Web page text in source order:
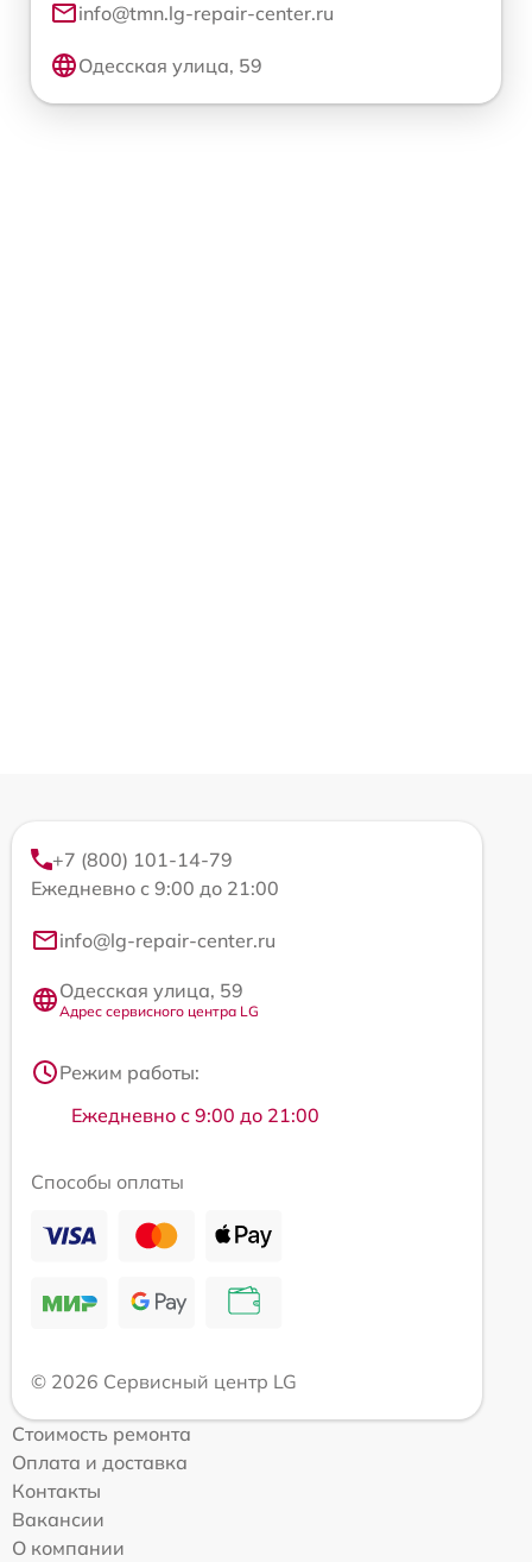
info@tmn.lg-repair-center.ru
Одесская улица, 59
+7 (800) 101-14-79
Ежедневно с 9:00 до 21:00
info@lg-repair-center.ru
Одесская улица, 59
Адрес сервисного центра LG
Режим работы:
Ежедневно с 9:00 до 21:00
Способы оплаты
© 2026 Сервисный центр LG
Стоимость ремонта
Оплата и доставка
Контакты
Вакансии
О компании